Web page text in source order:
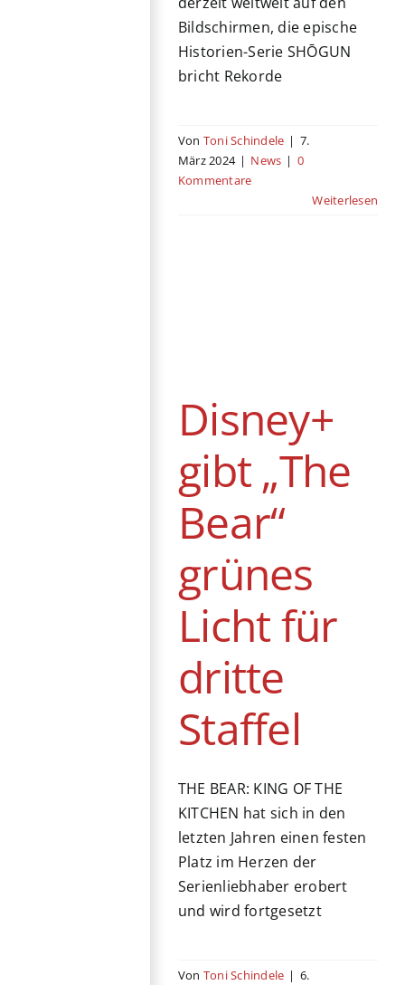
Bildschirmen, die epische
Historien-Serie SHŌGUN
bricht Rekorde
Von Toni Schindele | 7.
März 2024 | News | 0
Kommentare
Weiterlesen
Disney+
gibt „The
Bear“
grünes
Licht für
dritte
Staffel
THE BEAR: KING OF THE
KITCHEN hat sich in den
letzten Jahren einen festen
Platz im Herzen der
Serienliebhaber erobert
und wird fortgesetzt
Von Toni Schindele | 6.